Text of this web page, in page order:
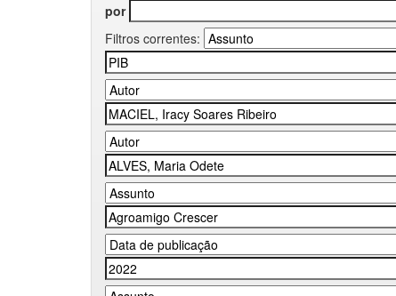
por
Filtros correntes: